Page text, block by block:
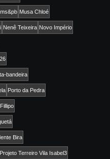
ms&pb Musa Chloé
Nenê Teixeira Novo Império
bandeira
Porto da Pedra
Bira
Projeto Terreiro Vila Isabel3